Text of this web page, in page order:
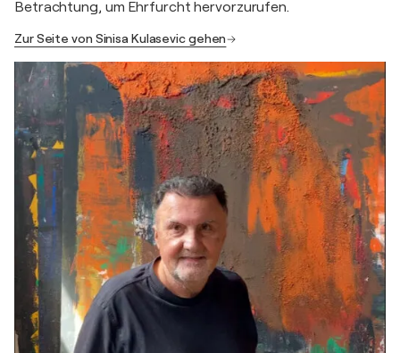
Betrachtung, um Ehrfurcht hervorzurufen.
Zur Seite von Sinisa Kulasevic gehen